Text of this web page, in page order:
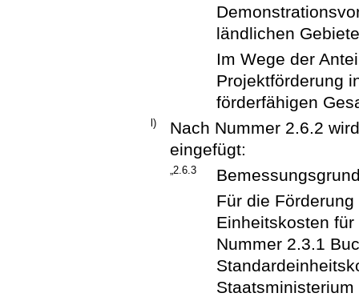
ländlichen
Im Wege der
Projektförderung
förderfähigen
l)
Nach Nummer 2.6.2
eingefügt:
„2.6.3
Für die
Einheitskosten
Nummer 2.3.1